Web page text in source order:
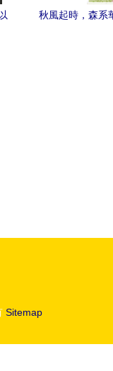
秋風起時，森系
Sitemap